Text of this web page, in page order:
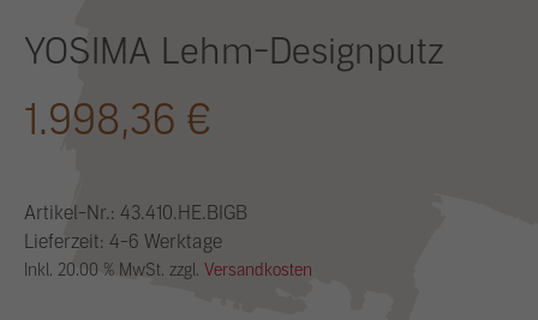
YOSIMA Lehm-Designputz
1.998,36 €
Artikel-Nr.: 43.410.HE.BIGB
Lieferzeit: 4-6 Werktage
Inkl. 20.00 % MwSt. zzgl. Versandkosten